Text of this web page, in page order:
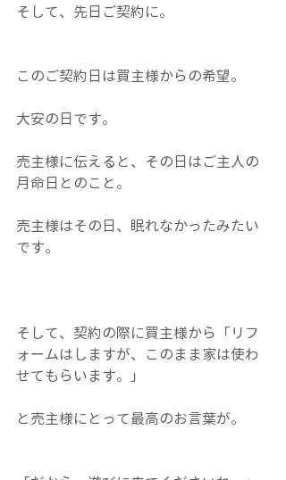
そして、先日ご契約に。
このご契約日は買主様からの希望。
大安の日です。
売主様に伝えると、その日はご主人の
月命日とのこと。
売主様はその日、眠れなかったみたい
です。
そして、契約の際に買主様から「リフ
ォームはしますが、このまま家は使わ
せてもらいます。」
と売主様にとって最高のお言葉が。